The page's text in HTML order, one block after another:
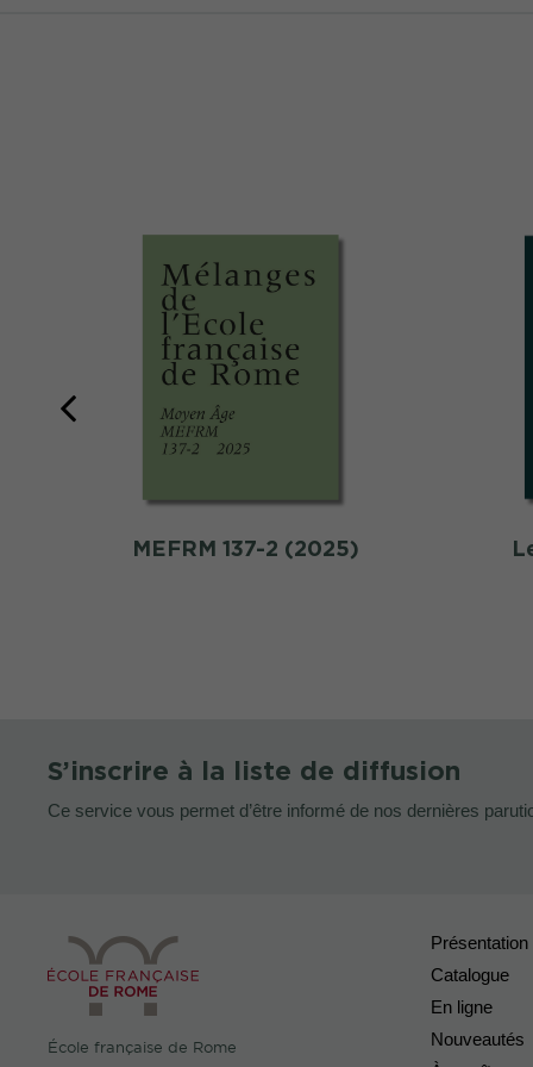
MEFRM 137-2 (2025)
S’inscrire à la liste de diffusion
Ce service vous permet d’être informé de nos dernières
École française de Rome
Présentation
Catalogue
En ligne
Nouveautés